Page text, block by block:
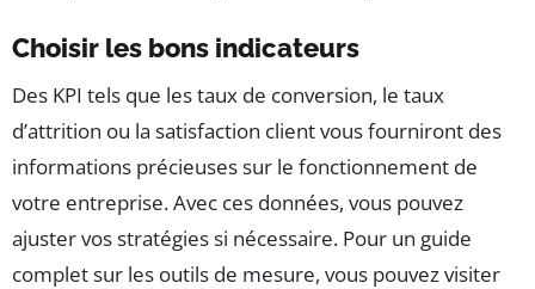
Choisir les bons indicateurs
Des KPI tels que les taux de conversion, le taux
d’attrition ou la satisfaction client vous fourniront des
informations précieuses sur le fonctionnement de
votre entreprise. Avec ces données, vous pouvez
ajuster vos stratégies si nécessaire. Pour un guide
complet sur les outils de mesure, vous pouvez visiter